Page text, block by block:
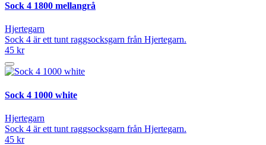
Sock 4 1800 mellangrå
Hjertegarn
Sock 4 är ett tunt raggsocksgarn från Hjertegarn.
45 kr
Sock 4 1000 white
Hjertegarn
Sock 4 är ett tunt raggsocksgarn från Hjertegarn.
45 kr